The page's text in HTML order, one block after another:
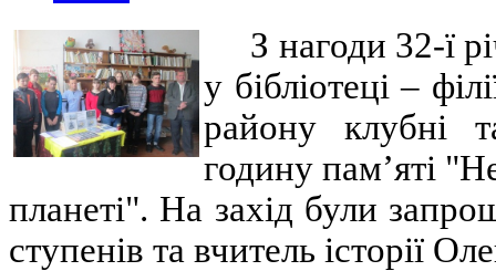
З нагоди 32-ї
у бібліотеці –
району клубні
годину пам’яті
планеті". На захід були
ступенів та вчитель історії